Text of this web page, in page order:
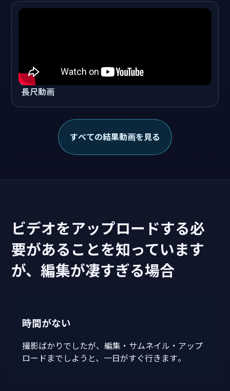
長尺動画
すべての結果動画を見る
ビデオをアップロードする必
要があることを知っています
が、編集が凄すぎる場合
時間がない
撮影ばかりでしたが、編集・サムネイル・アップ
ロードまでしようと、一日がすぐ行きます。